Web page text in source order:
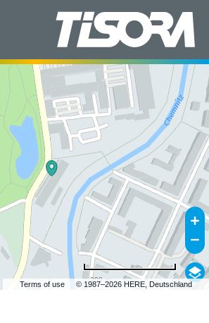
Terms of use © 1987–2026 HERE, Deutschland
200 m